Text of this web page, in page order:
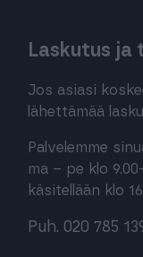
Laskutus ja
Jos asiasi
lähettämää
Palvelemme
ma – pe klo
käsitellään klo
Puh. 020 785